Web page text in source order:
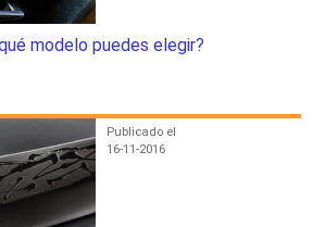
modelo puedes elegir?
Publicado el
16-11-2016